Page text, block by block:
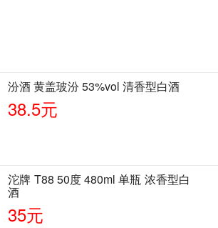
汾酒 黄盖玻汾 53%vol 清香型白酒
38.5元
沱牌 T88 50度 480ml 单瓶 浓香型白
酒
35元